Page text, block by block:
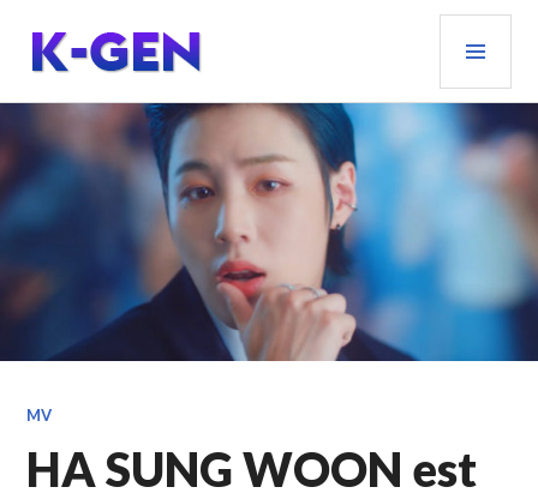
contenu
principal
K-GEN
MV
HA SUNG WOON est